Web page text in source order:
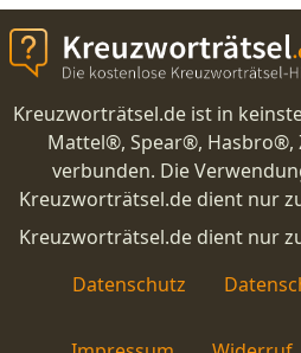
Kreuzworträtsel.de ist in
Mattel®, Spear®, Hasbro®,
verbunden. Die
Kreuzworträtsel.de dient nur
Kreuzworträtsel.de dient nur
Datenschutz